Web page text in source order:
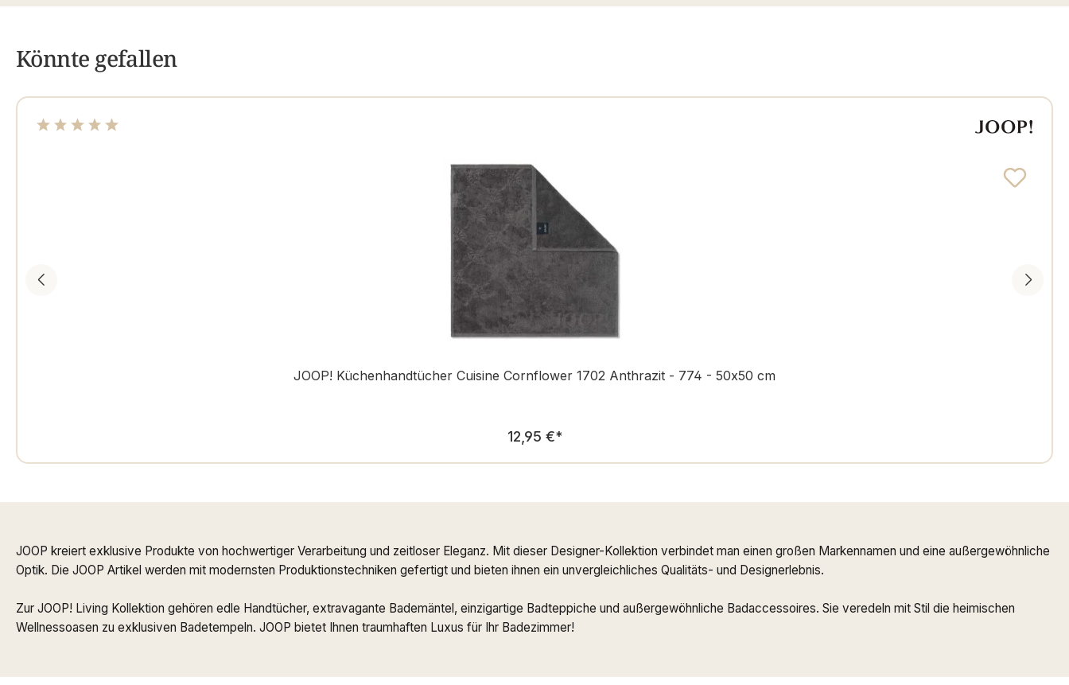
Könnte gefallen
JOOP! Küchenhandtücher Cuisine Cornflower 1702 Anthrazit - 774 - 50x50 cm
Regulärer Preis:
12,95 €*
JOOP kreiert exklusive Produkte von hochwertiger Verarbeitung und zeitloser Eleganz. Mit dieser Designer-Kollektion verbindet man einen großen Markennamen und eine außergewöhnliche
Optik. Die JOOP Artikel werden mit modernsten Produktionstechniken gefertigt und bieten ihnen ein unvergleichliches Qualitäts- und Designerlebnis.
Zur JOOP! Living Kollektion gehören edle Handtücher, extravagante Bademäntel, einzigartige Badteppiche und außergewöhnliche Badaccessoires. Sie veredeln mit Stil die heimischen
Wellnessoasen zu exklusiven Badetempeln. JOOP bietet Ihnen traumhaften Luxus für Ihr Badezimmer!